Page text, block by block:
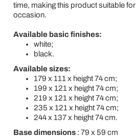
time, making this product suitable
occasion.
Available basic finishes:
white;
black.
Available sizes:
179 x 111 x height 74 cm;
199 x 121 x height 74 cm;
219 x 121 x height 74 cm;
235 x 121 x height 74 cm;
244 x 137 x height 74 cm.
Base dimensions: 79 x 59 cm